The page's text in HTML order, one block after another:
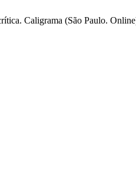
Caligrama (São Paulo.